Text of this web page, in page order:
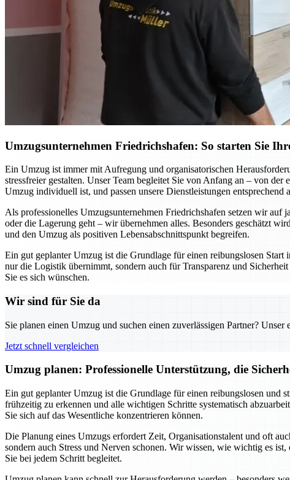
Umzugsunternehmen Friedrichshafen: So starten Sie
Ein Umzug ist immer mit Aufregung und organisatorischen
stressfreier gestalten. Unser Team begleitet Sie von Anfang an – von
Umzug individuell ist, und passen unsere Dienstleistungen entsprechend
Als professionelles Umzugsunternehmen Friedrichshafen setzen wir
oder die Lagerung geht – wir übernehmen alles. Besonders geschätzt
und den Umzug als positiven Lebensabschnittspunkt begreifen.
Ein gut geplanter Umzug ist die Grundlage für einen reibungslosen Start
nur die Logistik übernimmt, sondern auch für Transparenz und
Sie es sich wünschen.
Wir sind für Sie da
Sie planen einen Umzug und suchen einen zuverlässigen Partner?
Jetzt schnell vergleichen
Umzug planen: Professionelle Unterstützung, die
Ein gut geplanter Umzug ist die Grundlage für einen reibungslosen und
frühzeitig zu erkennen und alle wichtigen Schritte systematisch
Sie sich auf das Wesentliche konzentrieren können.
Die Planung eines Umzugs erfordert Zeit, Organisationstalent und oft
sondern auch Stress und Nerven schonen. Wir wissen, wie wichtig es
Sie bei jedem Schritt begleitet.